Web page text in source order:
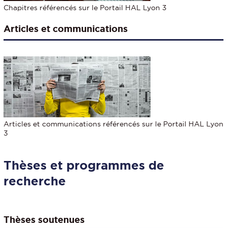
Chapitres référencés sur le Portail HAL Lyon 3
Articles et communications
Articles et communications référencés sur le Portail HAL Lyon
3
Thèses et programmes de
recherche
Thèses soutenues